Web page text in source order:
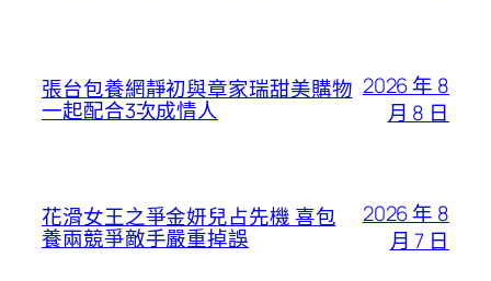
張台包養網靜初與章家瑞甜美購物
一起配合3次成情人
2026 年 8
月 8 日
花滑女王之爭金妍兒占先機 喜包
養兩競爭敵手嚴重掉誤
2026 年 8
月 7 日